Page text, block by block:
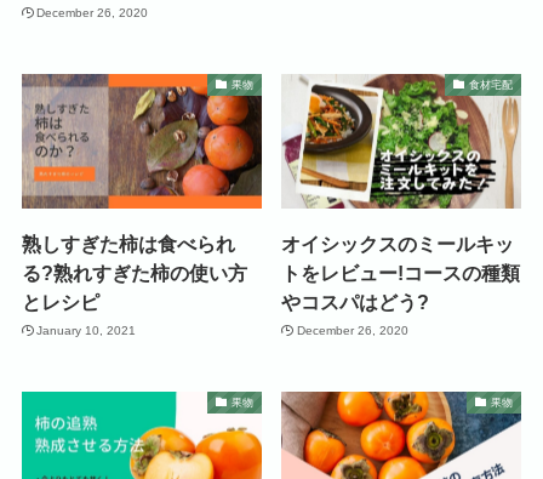
December 26, 2020
果物
熟しすぎた柿は食べられ
る?熟れすぎた柿の使い方
とレシピ
January 10, 2021
食材宅配
オイシックスのミールキッ
トをレビュー!コースの種類
やコスパはどう?
December 26, 2020
果物 果物